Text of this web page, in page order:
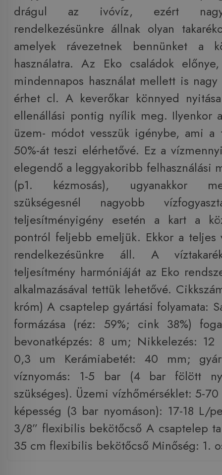
drágul az ivóvíz, ezért
rendelkezésünkre állnak olyan
amelyek rávezetnek bennünket a
használatra. Az Eko családok
mindennapos használat mellett is nagy
érhet cl. A keverőkar könnyed
ellenállási pontig nyílik meg. Ilyenkor
üzem- módot vesszük igénybe, ami a
50%-át teszi elérhetővé. Ez a
elegendő a leggyakoribb felhasználási
(p1. kézmosás), ugyanakkor
szükségesnél nagyobb
teljesítményigény esetén a kart a
pontról feljebb emeljük. Ekkor a teljes
rendelkezésünkre áll. A
teljesítmény harmóniáját az Eko
alkalmazásával tettük lehetővé.
króm) A csaptelep gyártási folyamata:
formázása (réz: 59%; cink 38%)
bevonatképzés: 8 um; Nikkelezés: 12
0,3 um Kerámiabetét: 40 mm;
víznyomás: 1-5 bar (4 bar fölött
szükséges). Üzemi vízhőmérséklet: 5-
képesség (3 bar nyomáson): 17-18 L/
3/8” flexibilis bekötőcső A csaptelep
35 cm flexibilis bekötőcső Minőség: 1.